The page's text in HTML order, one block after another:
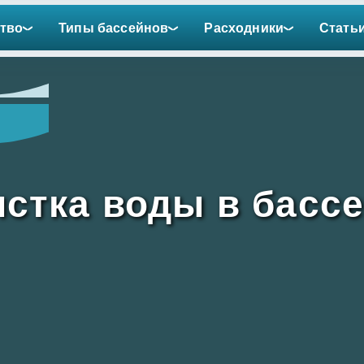
Типы бассейнов Расходники
воды в